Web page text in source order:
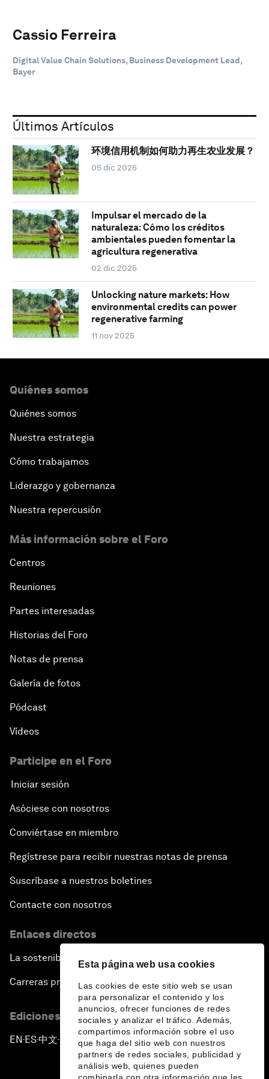
Esta página web usa cookies
Las cookies de este sitio web se usan
para personalizar el contenido y los
anuncios, ofrecer funciones de redes
sociales y analizar el tráfico. Además,
compartimos información sobre el uso
que haga del sitio web con nuestros
partners de redes sociales, publicidad y
análisis web, quienes pueden
Cassio Ferreira
Digital Value Chain Solutions, Business Development Lead,
Bayer
Últimos Artículos
环境信用机制如何助力再生农业发展？
05 dic 2025
Impulsar el mercado de la
naturaleza: Cómo los créditos
ambientales pueden fomentar la
agricultura regenerativa
02 dic 2025
Unlocking nature markets: How
environmental credits can power
regenerative farming
11 nov 2025
Quiénes somos
Quiénes somos
Nuestra estrategia
Cómo trabajamos
Liderazgo y gobernanza
Nuestra repercusión
Más información sobre el Foro
Centros
Reuniones
Partes interesadas
Historias del Foro
Notas de prensa
Galería de fotos
Pódcast
Vídeos
Participe en el Foro
Iniciar sesión
Asóciese con nosotros
Conviértase en miembro
Regístrese para recibir nuestras notas de prensa
Suscríbase a nuestros boletines
Contacte con nosotros
Enlaces directos
La sostenibilidad en el Foro
Carreras profesionales
Ediciones en otros idiomas
EN ▪ES▪中文▪ 日本語